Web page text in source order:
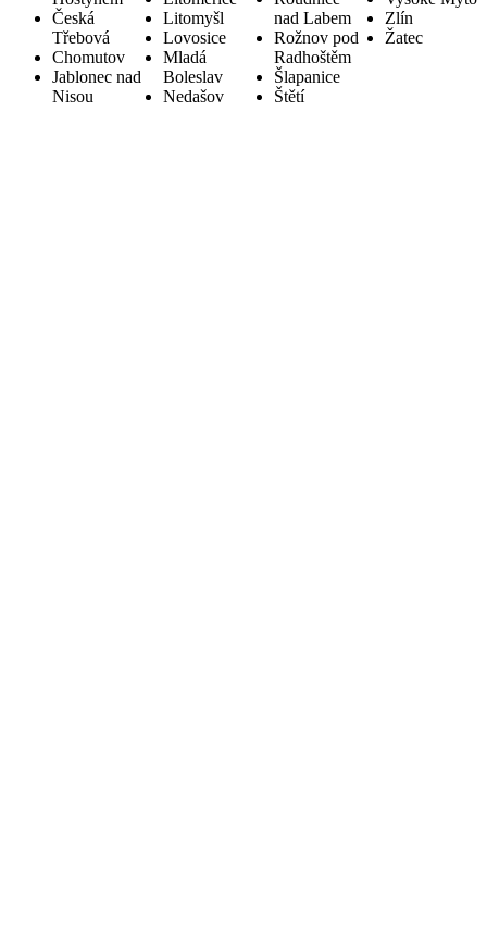
Česká
Třebová
Chomutov
Jablonec nad
Nisou
Litomyšl
Lovosice
Mladá
Boleslav
Nedašov
nad Labem
Rožnov pod
Radhoštěm
Šlapanice
Štětí
Zlín
Žatec